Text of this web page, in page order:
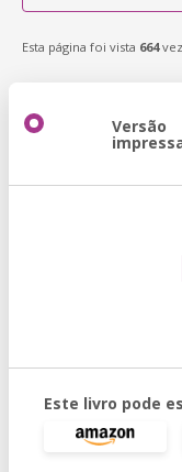
Esta página foi vista 664
Versão
Este livro pode